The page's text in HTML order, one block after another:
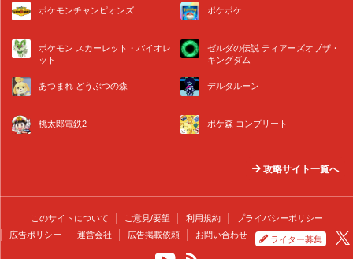
ポケモンチャンピオンズ ポケポケ
ポケモン スカーレット・バイオレ
ット
ゼルダの伝説 ティアーズオブザ・
キングダム
あつまれ どうぶつの森 デルタルーン
桃太郎電鉄2 ポケ森 コンプリート
攻略サイト一覧へ
このサイトについて ご意見/要望 利用規約
プライバシーポリシー
広告ポリシー
運営会社 広告掲載依頼 お問い合わせ ライター募集